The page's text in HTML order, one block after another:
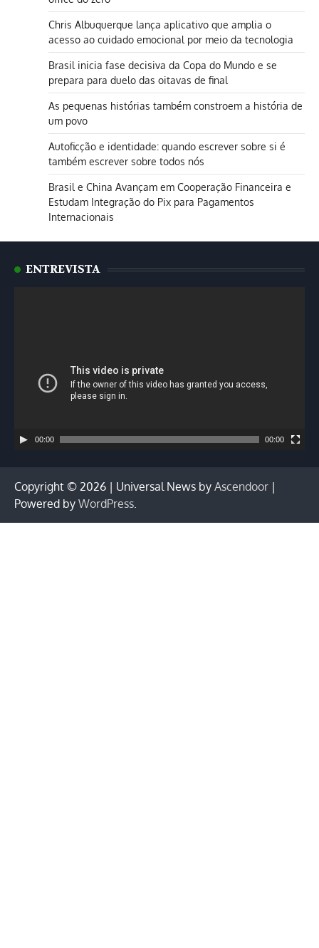
Chris Albuquerque lança aplicativo que amplia o
acesso ao cuidado emocional por meio da tecnologia
Brasil inicia fase decisiva da Copa do Mundo e se
prepara para duelo das oitavas de final
As pequenas histórias também constroem a história de
um povo
Autoficção e identidade: quando escrever sobre si é
também escrever sobre todos nós
Brasil e China Avançam em Cooperação Financeira e
Estudam Integração do Pix para Pagamentos
Internacionais
ENTREVISTA
00:00 00:00
Copyright © 2026 | Universal News by Ascendoor |
Powered by WordPress.